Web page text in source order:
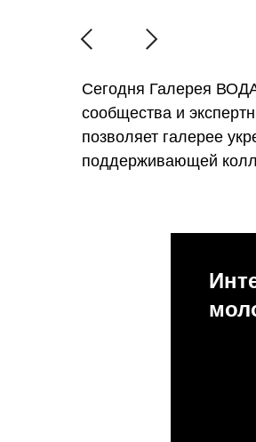
Сегодня Галерея
сообщества и
позволяет галерее
поддерживающей